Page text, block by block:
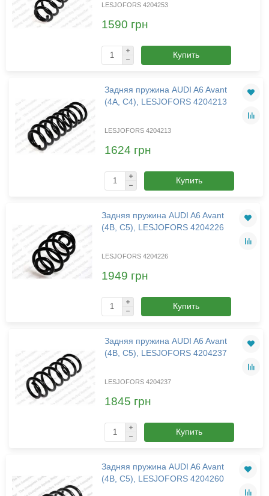
LESJOFORS 4204253
1590 грн
Купить
Задняя пружина AUDI A6 Avant
(4A, C4), LESJOFORS 4204213
LESJOFORS 4204213
1624 грн
Купить
Задняя пружина AUDI A6 Avant
(4B, C5), LESJOFORS 4204226
LESJOFORS 4204226
1949 грн
Купить
Задняя пружина AUDI A6 Avant
(4B, C5), LESJOFORS 4204237
LESJOFORS 4204237
1845 грн
Купить
Задняя пружина AUDI A6 Avant
(4B, C5), LESJOFORS 4204260